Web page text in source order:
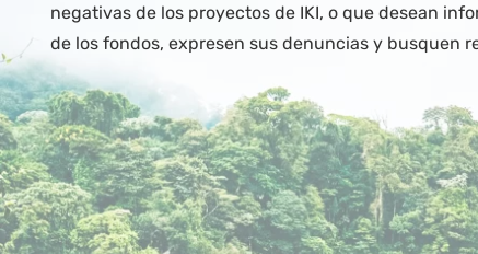
negativas de los proyectos de IKI, o que desean
de los fondos, expresen sus denuncias y busquen